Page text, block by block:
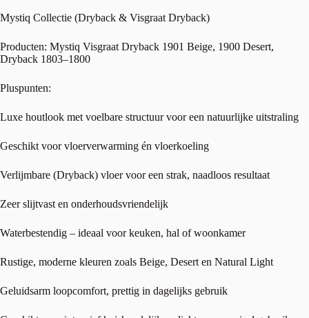
Mystiq Collectie (Dryback & Visgraat Dryback)
Producten: Mystiq Visgraat Dryback 1901 Beige, 1900 Desert,
Dryback 1803–1800
Pluspunten:
Luxe houtlook met voelbare structuur voor een natuurlijke uitstraling
Geschikt voor vloerverwarming én vloerkoeling
Verlijmbare (Dryback) vloer voor een strak, naadloos resultaat
Zeer slijtvast en onderhoudsvriendelijk
Waterbestendig – ideaal voor keuken, hal of woonkamer
Rustige, moderne kleuren zoals Beige, Desert en Natural Light
Geluidsarm loopcomfort, prettig in dagelijks gebruik